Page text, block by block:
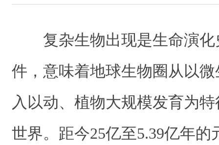
复杂生物出现是生命演
件，意味着地球生物圈从以
入以动、植物大规模发育为
世界。距今25亿至5.39亿年